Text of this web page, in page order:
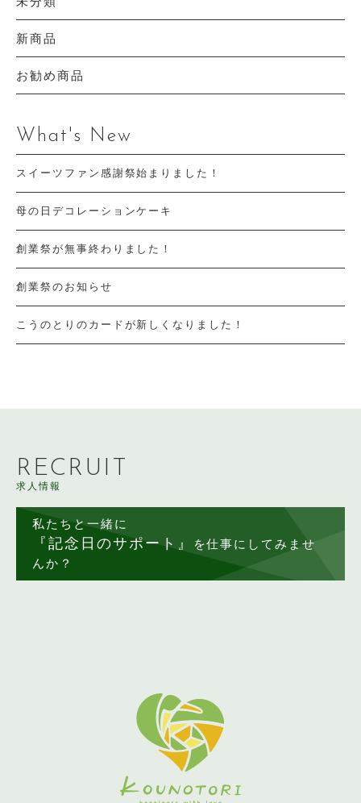
新商品
お勧め商品
What's New
スイーツファン感謝祭始まりました！
母の日デコレーションケーキ
創業祭が無事終わりました！
創業祭のお知らせ
こうのとりのカードが新しくなりました！
RECRUIT
求人情報
私たちと一緒に
『記念日のサポート』
を仕事にしてみませ
んか？